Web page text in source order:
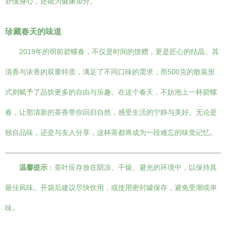
珍藏春天的味道
2019年的明前碧螺春，不仅是时间的馈赠，更是匠心的结晶。其
清香与浓香的双重特质，满足了不同口味的需求，而500克的散装形
式则赋予了品饮更多的自由与乐趣。在这个春天，不妨泡上一杯碧螺
春，让那清新的茶香带你回归自然，感受生活的宁静与美好。无论是
独自品味，还是与友人分享，这杯茶都将成为一段难忘的味觉记忆。
温馨提示 ：茶叶应存放在阴凉、干燥、避光的环境中，以保持其
最佳风味。开袋后建议尽快饮用，或使用密封罐保存，避免受潮或串
味。